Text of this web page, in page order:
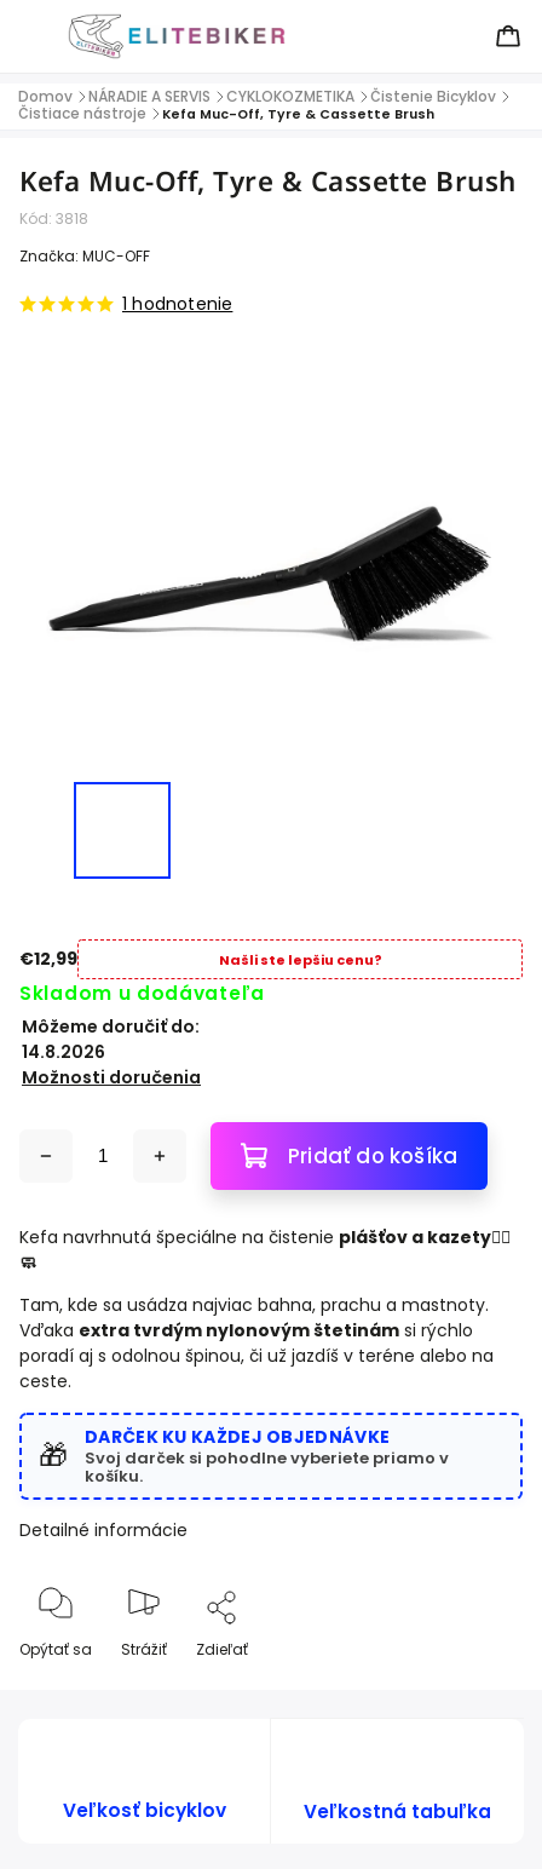
Domov / NÁRADIE A SERVIS / CYKLOKOZMETIKA / Čistenie Bicyklov /
Čistiace nástroje / Kefa Muc-Off, Tyre & Cassette Brush
Kefa Muc-Off, Tyre & Cassette Brush
Kód: 3818
1 hodnotenie
Značka: MUC-OFF
€12,99 Našli ste lepšiu cenu?
Skladom u dodávateľa
Môžeme doručiť do:
14.8.2026
Možnosti doručenia
Pridať do košíka
Kefa navrhnutá špeciálne na čistenie plášťov a kazety🚴‍♂️
🧼
Tam, kde sa usádza najviac bahna, prachu a mastnoty.
Vďaka extra tvrdým nylonovým štetinám si rýchlo
poradí aj s odolnou špinou, či už jazdíš v teréne alebo na
ceste.
🎁 DARČEK KU KAŽDEJ OBJEDNÁVKE
Svoj darček si pohodlne vyberiete priamo v
košíku.
Detailné informácie
Opýtať sa Strážiť Zdieľať
Veľkosť bicyklov Veľkostná tabuľka